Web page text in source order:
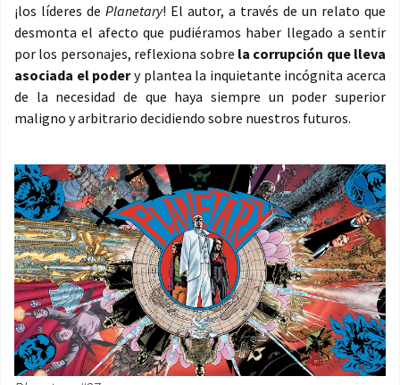
¡los líderes de Planetary! El autor, a través de un relato que
desmonta el afecto que pudiéramos haber llegado a sentir
por los personajes, reflexiona sobre la corrupción que lleva
asociada el podery plantea la inquietante incógnita acerca
de la necesidad de que haya siempre un poder superior
maligno y arbitrario decidiendo sobre nuestros futuros.